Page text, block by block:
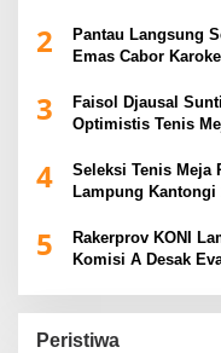
2
Pantau Langsung
Emas Cabor
3
Faisol Djausal
Optimistis Tenis
4
Seleksi Tenis Meja
Lampung
5
Rakerprov KONI
Komisi A Desak
Peristiwa